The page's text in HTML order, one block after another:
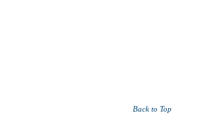
Back to Top